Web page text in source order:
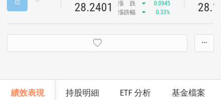
28.2401 漲 跌
0.0945
漲跌幅
0.33%
···
績效表現 持股明細 ETF 分析 基金檔案